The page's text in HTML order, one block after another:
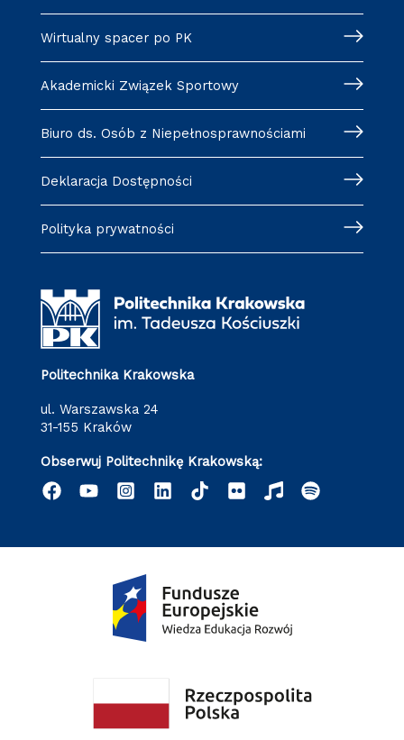
Wirtualny spacer po PK
Akademicki Związek Sportowy
Biuro ds. Osób z Niepełnosprawnościami
Deklaracja Dostępności
Polityka prywatności
Politechnika Krakowska
ul. Warszawska 24
31-155 Kraków
Obserwuj Politechnikę Krakowską: